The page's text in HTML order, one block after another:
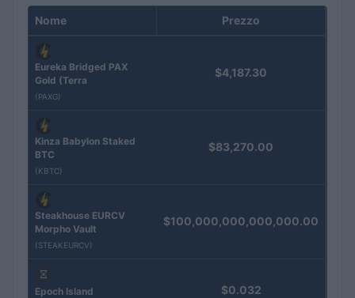
Nome Prezzo
Eureka Bridged PAX
Gold (Terra
(PAXG)
$4,187.30
Kinza Babylon Staked
BTC
(KBTC)
$83,270.00
Steakhouse EURCV
Morpho Vault
(STEAKEURCV)
$100,000,000,000,000.00
Epoch Island $0.032